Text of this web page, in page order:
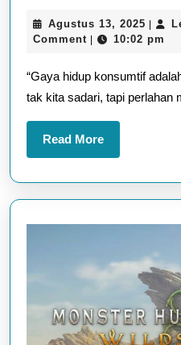
Agustus 13, 2025
13,
|
Comment | 10:02 pm
“Gaya hidup konsumtif
tak kita sadari, tapi perlahan
Read MoreRead
More